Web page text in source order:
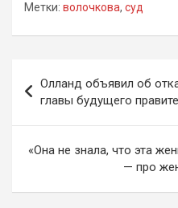
Метки: волочкова, суд
по
записям
Олланд объявил об
главы будущего
«Она не знала, что эта
— про